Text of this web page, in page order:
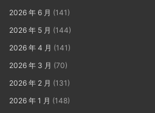
2026 年 6 月 (141)
2026 年 5 月 (144)
2026 年 4 月 (141)
2026 年 3 月 (70)
2026 年 2 月 (131)
2026 年 1 月 (148)